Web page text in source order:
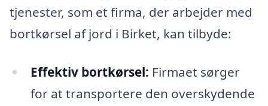
tjenester, som et firma, der arbejder med
bortkørsel af jord i Birket, kan tilbyde:
Effektiv bortkørsel: Firmaet sørger
for at transportere den overskydende